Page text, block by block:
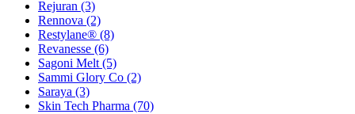
Rejuran (3)
Rennova (2)
Restylane® (8)
Revanesse (6)
Sagoni Melt (5)
Sammi Glory Co (2)
Saraya (3)
Skin Tech Pharma (70)